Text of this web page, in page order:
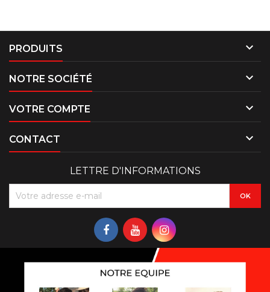
PRODUITS 
NOTRE SOCIÉTÉ 
VOTRE COMPTE 
CONTACT 
LETTRE D'INFORMATIONS